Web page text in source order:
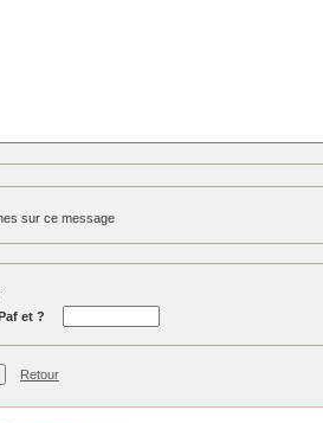
sur ce message
et ?
Retour